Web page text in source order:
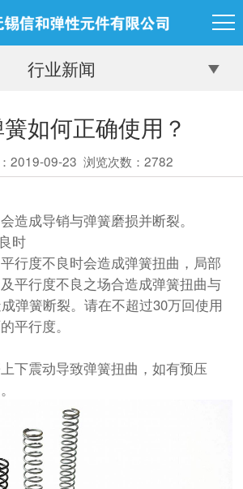
行业新闻
如何正确使用？
2019-09-23 浏览次数：2782
造成导销与弹簧磨损并断裂。
时
行度不良时会造成弹簧扭曲，局部
平行度不良之场合造成弹簧扭曲与
弹簧断裂。请在不超过30万回使用
平行度。
下震动导致弹簧扭曲，如有预压